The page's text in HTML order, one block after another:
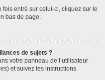
fois entré sur celui-ci, cliquez sur le
bas de page.
de sujets ?
votre panneau de l’utilisateur
) et suivez les instructions.